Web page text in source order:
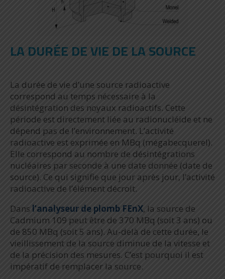
LA DURÉE DE VIE DE LA SOURCE
La durée de vie d’une source radioactive
correspond au temps nécessaire à la
désintégration des noyaux radioactifs. Cette
période est directement liée au radionucléide et ne
dépend pas de l’environnement. L’activité
radioactive est exprimée en MBq (mégabecquerel).
Elle correspond au nombre de désintégrations
nucléaires par seconde à une date donnée (date de
source). Ce qui signifie que jour après jour, l’activité
radioactive de l’élément décroit.
Dans l’analyseur de plomb FEnX, la source de
Cadmium 109 peut être de 370 MBq (soit 3 ans) ou
de 850 MBq (soit 5 ans). Au-delà de cette durée, le
vieillissement de la source diminue de la vitesse et
de la précision des mesures. C’est pourquoi il est
impératif de remplacer la source.